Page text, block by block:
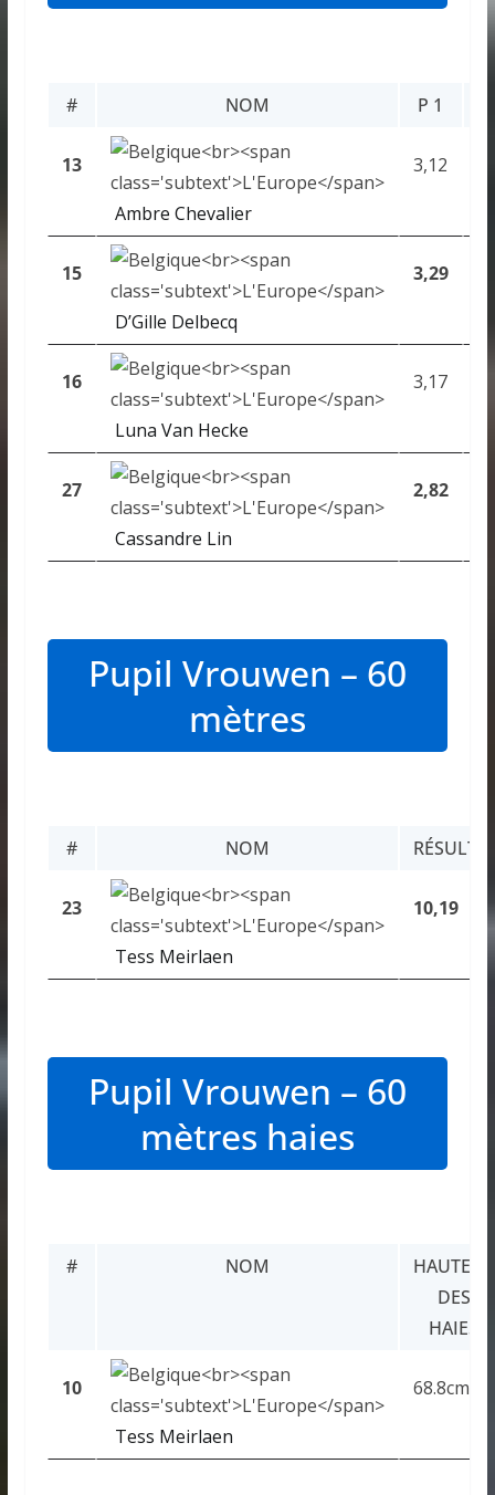
# NOM P 1
13
Ambre Chevalier
3,12
15
D’Gille Delbecq
3,29
16
Luna Van Hecke
3,17
27
Cassandre Lin
2,82
Pupil Vrouwen – 60
mètres
# NOM
23
Tess Meirlaen
10,19
Pupil Vrouwen – 60
mètres haies
# NOM
HAUTEUR
DES
HAIES
10
Tess Meirlaen
68.8cm